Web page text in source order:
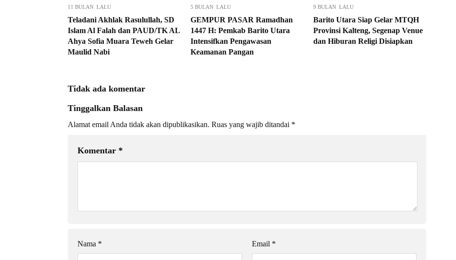
11 BULAN LALU
Teladani Akhlak Rasulullah, SD
Islam Al Falah dan PAUD/TK AL
Ahya Sofia Muara Teweh Gelar
Maulid Nabi
5 BULAN LALU
GEMPUR PASAR Ramadhan
1447 H: Pemkab Barito Utara
Intensifkan Pengawasan
Keamanan Pangan
9 BULAN LALU
Barito Utara Siap Gelar MTQH
Provinsi Kalteng, Segenap Venue
dan Hiburan Religi Disiapkan
Tidak ada komentar
Tinggalkan Balasan
Alamat email Anda tidak akan dipublikasikan. Ruas yang wajib ditandai *
Komentar *
Nama * Email *